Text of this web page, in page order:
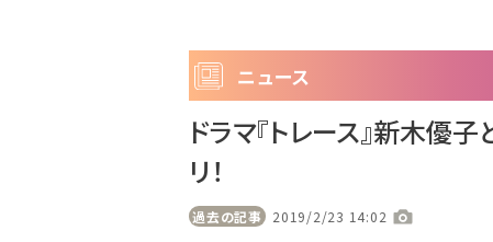
ニュース
ドラマ『トレース』新木
リ！
過去の記事 2019/2/23 14:02